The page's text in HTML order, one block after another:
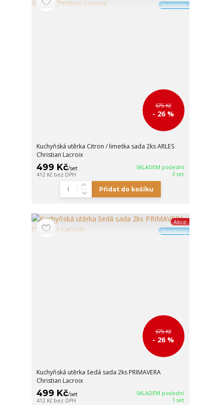
Skladovky
675 Kč
- 26 %
Kuchyňská utěrka Citron / limetka sada 2ks ARLES
Christian Lacroix
499 Kč/set
412 Kč bez DPH
SKLADEM poslední
3 set
Přidat do košíku
Akce
Skladovky
675 Kč
- 26 %
Kuchyňská utěrka šedá sada 2ks PRIMAVERA
Christian Lacroix
499 Kč/set
412 Kč bez DPH
SKLADEM poslední
1 set